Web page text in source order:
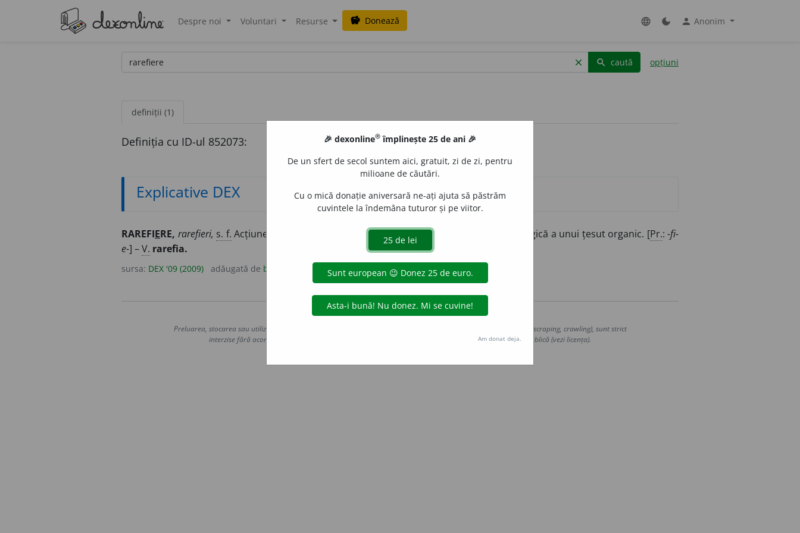
Despre noi Voluntari Resurse savings Donează language dark_mode person Anonim
clear search caută opțiuni
definiții (1)
Definiția cu ID-ul 852073:
Explicative DEX
RAREFIERE, rarefieri, s. f. Acțiunea de și rezultatul ei; rarefacție. ♦ Rărire patologică a unui țesut organic. [Pr.: -fi-
e-] –V. rarefia.
sursa: DEX '09 (2009) adăugată de blaurb. acțiuni
Copyright © 2004-2026 dexonline (https://dexonline.ro)
Preluarea, stocarea sau utilizarea datelor de pe acest site, inclusiv prin orice metode de extragere automată (web scraping, crawling), sunt strict
interzise fără acordul nostru prealabil scris, cu excepția seturilor de date oferite oficial spre utilizare publică (vezi licența).
🎉 dexonline® împlinește 25 de ani 🎉
De un sfert de secol suntem aici, gratuit, zi de zi, pentru
milioane de căutări.
Cu o mică donație aniversară ne-ați ajuta să păstrăm
cuvintele la îndemâna tuturor și pe viitor.
Am donat deja.